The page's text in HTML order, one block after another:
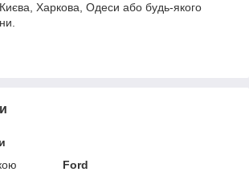
Харкова, Одеси або будь-якого
Ford